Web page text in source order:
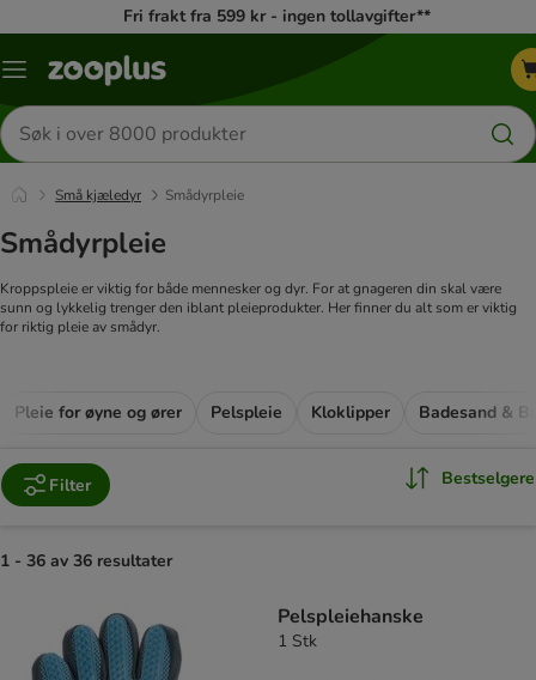
Fri frakt fra 599 kr - ingen tollavgifter**
Katalogmeny
Søk
etter
produkter
Små kjæledyr Smådyrpleie
Smådyrpleie
Kroppspleie er viktig for både mennesker og dyr. For at gnageren din skal være
sunn og lykkelig trenger den iblant pleieprodukter. Her finner du alt som er viktig
for riktig pleie av smådyr.
Pleie for øyne og ører Pelspleie Kloklipper Badesand &
Filter Bestselgere
1 - 36 av 36 resultater
Pelspleiehanske
1 Stk